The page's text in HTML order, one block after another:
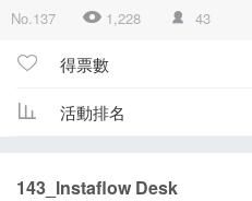
No.137 1,228 43
得票數
活動排名
143_lnstaflow Desk